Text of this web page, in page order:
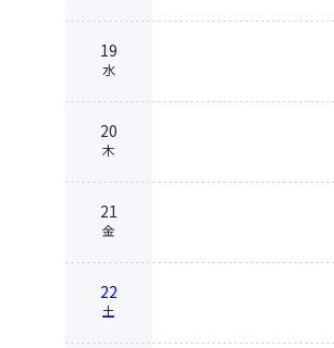
19
水
20
木
21
金
22
土